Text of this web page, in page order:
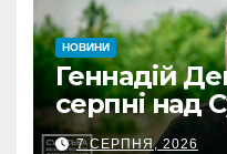
НОВИНИ
Геннадій
серпні над
КАБів
7 СЕРПНЯ, 2026